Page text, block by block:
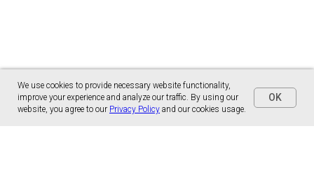
We use cookies to provide necessary website functionality,
improve your experience and analyze our traffic. By using our
website, you agree to our Privacy Policy and our cookies usage.
OK